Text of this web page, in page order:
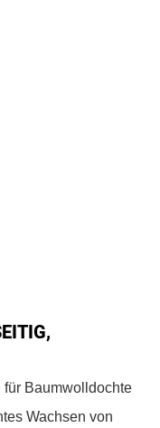
für Baumwolldochte
Wachsen von